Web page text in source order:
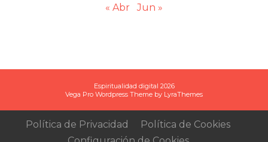
« Abr
Jun »
Espiritualidad digital 2026
Vega Pro Wordpress Theme by LyraThemes
Política de Privacidad
Política de Cookies